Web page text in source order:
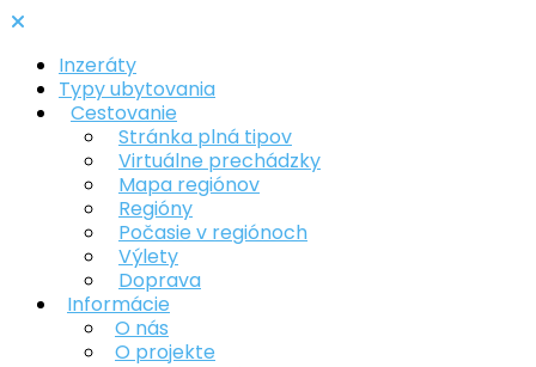
Inzeráty
Typy ubytovania
Cestovanie
Stránka plná tipov
Virtuálne prechádzky
Mapa regiónov
Regióny
Počasie v regiónoch
Výlety
Doprava
Informácie
O nás
O projekte